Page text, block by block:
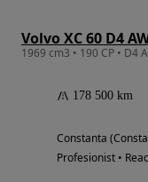
Volvo XC 60 D4
178 500 km
Constanta
Profesionist •